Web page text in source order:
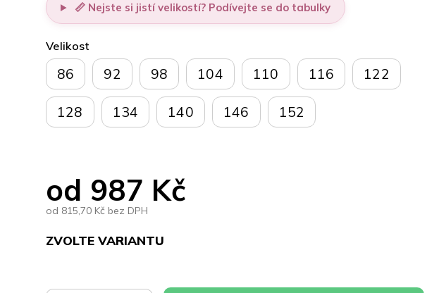
od 987 Kč
od 815,70 Kč bez DPH
ZVOLTE VARIANTU
Velikost
86 92 98 104 110 116 122
128 134 140 146 152
📏 Nejste si jistí velikostí? Podívejte se do tabulky